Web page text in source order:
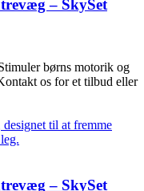
– SkySet
børns motorik og
os for et tilbud eller
– SkySet